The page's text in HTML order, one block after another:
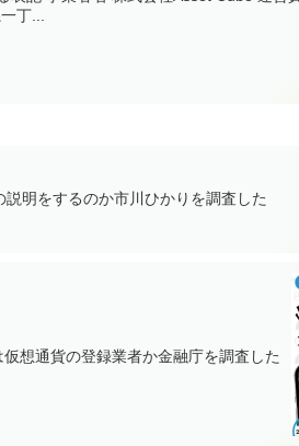
丁...
明をするのか市川ひかりを調査した
想通貨の登録業者か金融庁を調査した